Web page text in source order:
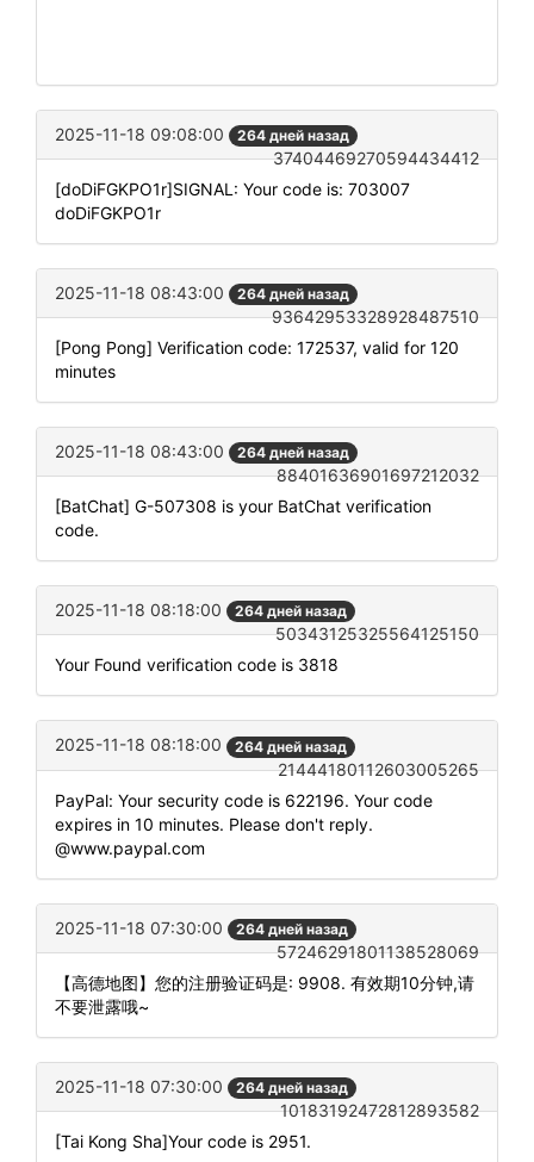
2025-11-18 09:08:00 264 дней назад
37404469270594434412
[doDiFGKPO1r]SIGNAL: Your code is: 703007
doDiFGKPO1r
2025-11-18 08:43:00 264 дней назад
93642953328928487510
[Pong Pong] Verification code: 172537, valid for 120
minutes
2025-11-18 08:43:00 264 дней назад
88401636901697212032
[BatChat] G-507308 is your BatChat verification
code.
2025-11-18 08:18:00 264 дней назад
50343125325564125150
Your Found verification code is 3818
2025-11-18 08:18:00 264 дней назад
21444180112603005265
PayPal: Your security code is 622196. Your code
expires in 10 minutes. Please don't reply.
@www.paypal.com
2025-11-18 07:30:00 264 дней назад
57246291801138528069
【高德地图】您的注册验证码是: 9908. 有效期10分钟,请
不要泄露哦~
2025-11-18 07:30:00 264 дней назад
10183192472812893582
[Tai Kong Sha]Your code is 2951.